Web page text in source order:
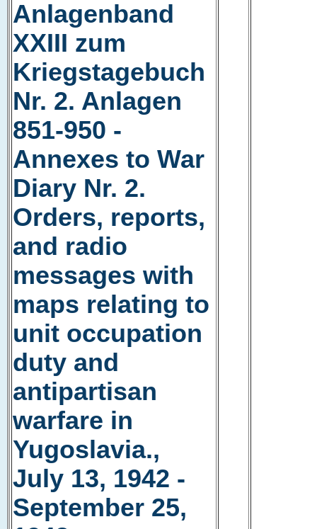
Anlagenband
XXIII zum
Kriegstagebuch
Nr. 2. Anlagen
851-950 -
Annexes to War
Diary Nr. 2.
Orders, reports,
and radio
messages with
maps relating to
unit occupation
duty and
antipartisan
warfare in
Yugoslavia.,
July 13, 1942 -
September 25,